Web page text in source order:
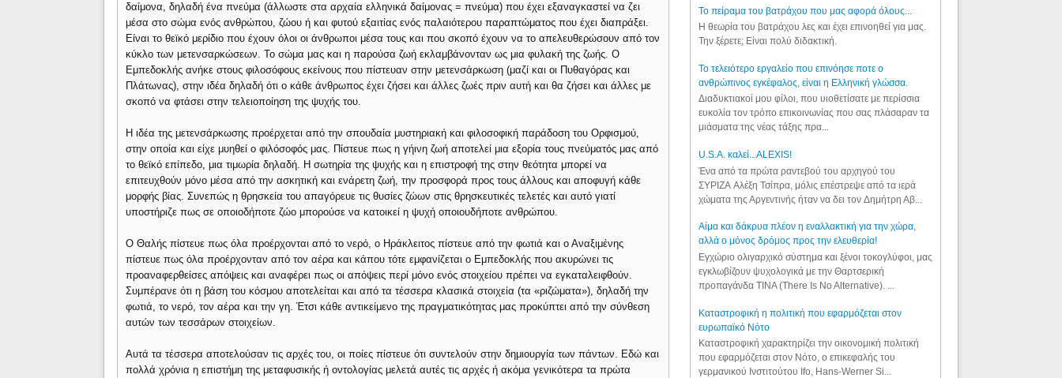
δαίμονα, δηλαδή ένα πνεύμα (άλλωστε στα αρχαία ελληνικά δαίμονας = πνεύμα) που έχει εξαναγκαστεί να ζει
μέσα στο σώμα ενός ανθρώπου, ζώου ή και φυτού εξαιτίας ενός παλαιότερου παραπτώματος που έχει διαπράξει.
Είναι το θεϊκό μερίδιο που έχουν όλοι οι άνθρωποι μέσα τους και που σκοπό έχουν να το απελευθερώσουν από τον
κύκλο των μετενσαρκώσεων. Το σώμα μας και η παρούσα ζωή εκλαμβάνονταν ως μια φυλακή της ζωής. Ο
Εμπεδοκλής ανήκε στους φιλοσόφους εκείνους που πίστευαν στην μετενσάρκωση (μαζί και οι Πυθαγόρας και
Πλάτωνας), στην ιδέα δηλαδή ότι ο κάθε άνθρωπος έχει ζήσει και άλλες ζωές πριν αυτή και θα ζήσει και άλλες με
σκοπό να φτάσει στην τελειοποίηση της ψυχής του.
Η ιδέα της μετενσάρκωσης προέρχεται από την σπουδαία μυστηριακή και φιλοσοφική παράδοση του Ορφισμού,
στην οποία και είχε μυηθεί ο φιλόσοφός μας. Πίστευε πως η γήινη ζωή αποτελεί μια εξορία τους πνεύματός μας από
το θεϊκό επίπεδο, μια τιμωρία δηλαδή. Η σωτηρία της ψυχής και η επιστροφή της στην θεότητα μπορεί να
επιτευχθούν μόνο μέσα από την ασκητική και ενάρετη ζωή, την προσφορά προς τους άλλους και αποφυγή κάθε
μορφής βίας. Συνεπώς η θρησκεία του απαγόρευε τις θυσίες ζώων στις θρησκευτικές τελετές και αυτό γιατί
υποστήριζε πως σε οποιοδήποτε ζώο μπορούσε να κατοικεί η ψυχή οποιουδήποτε ανθρώπου.
Ο Θαλής πίστευε πως όλα προέρχονται από το νερό, ο Ηράκλειτος πίστευε από την φωτιά και ο Αναξιμένης
πίστευε πως όλα προέρχονταν από τον αέρα και κάπου τότε εμφανίζεται ο Εμπεδοκλής που ακυρώνει τις
προαναφερθείσες απόψεις και αναφέρει πως οι απόψεις περί μόνο ενός στοιχείου πρέπει να εγκαταλειφθούν.
Συμπέρανε ότι η βάση του κόσμου αποτελείται και από τα τέσσερα κλασικά στοιχεία (τα «ριζώματα»), δηλαδή την
φωτιά, το νερό, τον αέρα και την γη. Έτσι κάθε αντικείμενο της πραγματικότητας μας προκύπτει από την σύνθεση
αυτών των τεσσάρων στοιχείων.
Αυτά τα τέσσερα αποτελούσαν τις αρχές του, οι ποίες πίστευε ότι συντελούν στην δημιουργία των πάντων. Εδώ και
πολλά χρόνια η επιστήμη της μεταφυσικής ή οντολογίας μελετά αυτές τις αρχές ή ακόμα γενικότερα τα πρώτα
Το πείραμα του βατράχου που μας αφορά όλους...
Η θεωρία του βατράχου λες και έχει επινοηθεί για μας.
Την ξέρετε; Είναι πολύ διδακτική.
Το τελειότερο εργαλείο που επινόησε ποτε ο
ανθρώπινος εγκέφαλος, είναι η Ελληνική γλώσσα.
Διαδυκτιακοί μου φίλοι, που υιοθετίσατε με περίσσια
ευκολία τον τρόπο επικοινωνίας που σας πλάσαραν τα
μιάσματα της νέας τάξης πρα...
U.S.A. καλεί...ALEXIS!
Ένα από τα πρώτα ραντεβού του αρχηγού του
ΣΥΡΙΖΑ Αλέξη Τσίπρα, μόλις επέστρεψε από τα ιερά
χώματα της Αργεντινής ήταν να δει τον Δημήτρη Αβ...
Αίμα και δάκρυα πλέον η εναλλακτική για την χώρα,
αλλά ο μόνος δρόμος προς την ελευθερία!
Εγχώριο ολιγαρχικό σύστημα και ξένοι τοκογλύφοι, μας
εγκλωβίζουν ψυχολογικά με την Θαρτσερική
προπαγάνδα TINA (There Is No Alternative). ...
Καταστροφική η πολιτική που εφαρμόζεται στον
ευρωπαϊκό Νότο
Καταστροφική χαρακτηρίζει την οικονομική πολιτική
που εφαρμόζεται στον Νότο, ο επικεφαλής του
γερμανικού Ινστιτούτου Ifo, Hans-Werner Si...